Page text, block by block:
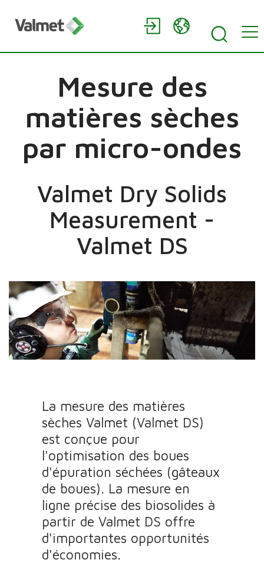
Mesure des
matières sèches
par micro-ondes
Valmet Dry Solids
Measurement -
Valmet DS
La mesure des matières
sèches Valmet (Valmet DS)
est conçue pour
l'optimisation des boues
d'épuration séchées (gâteaux
de boues). La mesure en
ligne précise des biosolides à
partir de Valmet DS offre
d'importantes opportunités
d'économies.